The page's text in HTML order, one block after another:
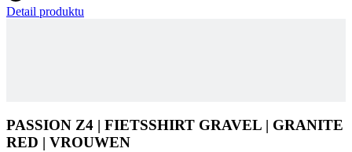
Detail produktu
PASSION Z4 | FIETSSHIRT GRAVEL | GRANITE
RED | VROUWEN